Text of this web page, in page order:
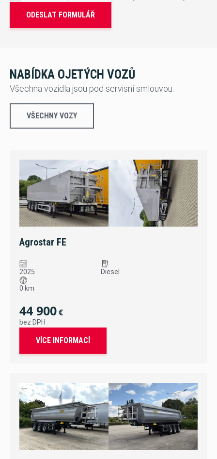
ODESLAT FORMULÁŘ
NABÍDKA OJETÝCH VOZŮ
Všechna vozidla jsou pod servisní smlouvou.
VŠECHNY VOZY
sleva 15 %
Agrostar FE
2025 Diesel
0 km
44 900€
bez DPH
VÍCE INFORMACÍ
sleva 15 %